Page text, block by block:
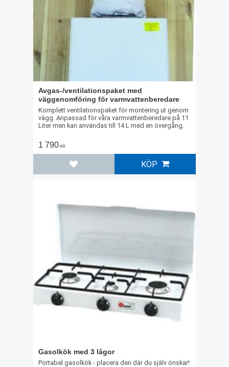
Avgas-/ventilationspaket med
väggenomföring för varmvattenberedare
Komplett ventilationspaket för montering ut genom
vägg. Anpassad för våra varmvattenberedare på 11
Liter men kan användas till 14 L med en övergång.
1 790KR
Lägg till i favoriter
KÖP
Gasolkök med 3 lågor
Portabel gasolkök - placera den där du själv önskar!